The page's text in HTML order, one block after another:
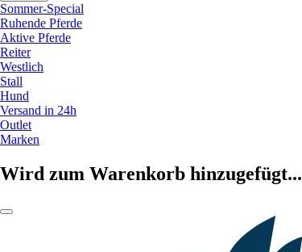
Sommer-Special
Ruhende Pferde
Aktive Pferde
Reiter
Westlich
Stall
Hund
Versand in 24h
Outlet
Marken
Wird zum Warenkorb hinzugefügt...